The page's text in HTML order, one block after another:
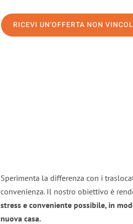
RICEVI UN'OFFERTA NON
Sperimenta la differenza con i
convenienza. Il nostro obiettivo è
stress e conveniente possibile, in
nuova casa.